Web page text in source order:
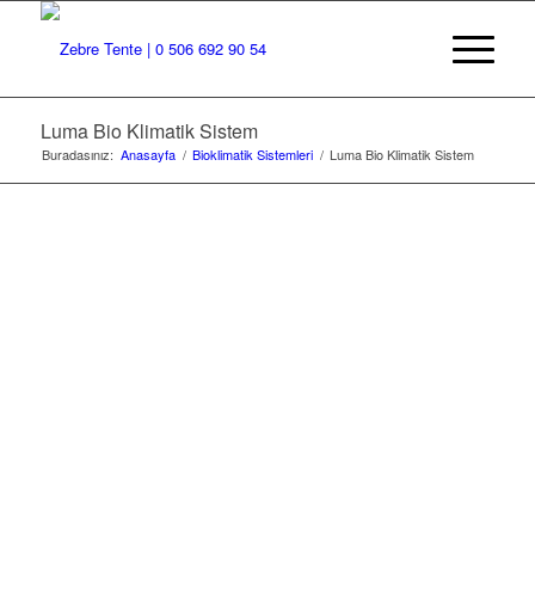
Luma Bio Klimatik Sistem
Buradasınız: Anasayfa / Bioklimatik Sistemleri / Luma Bio Klimatik Sistem
LUMA BIO
KLIMATIK